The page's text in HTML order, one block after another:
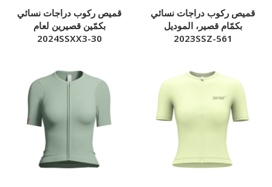
قميص ركوب دراجات نسائي
بكمّام قصير، الموديل
2023SSZ-561
قميص ركوب دراجات نسائي
بكمّين قصيرين لعام
2024SSXX3-30